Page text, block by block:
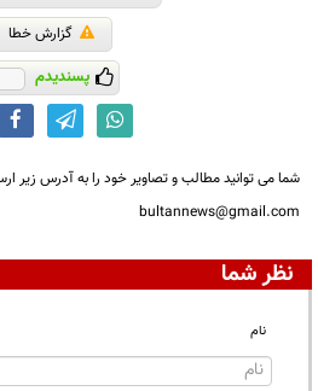
گزارش خطا
پسندیدم
شما می توانید مطالب و تصاویر خود را به آدرس زیر
bultannews@gmail.com
نظر شما
نام